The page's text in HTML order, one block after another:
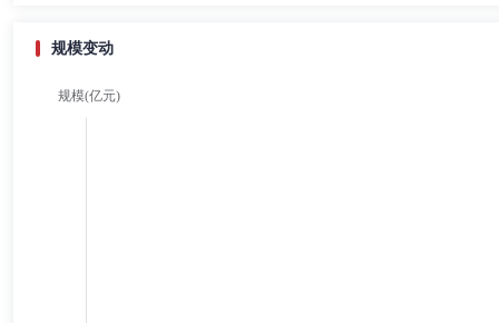
规模变动